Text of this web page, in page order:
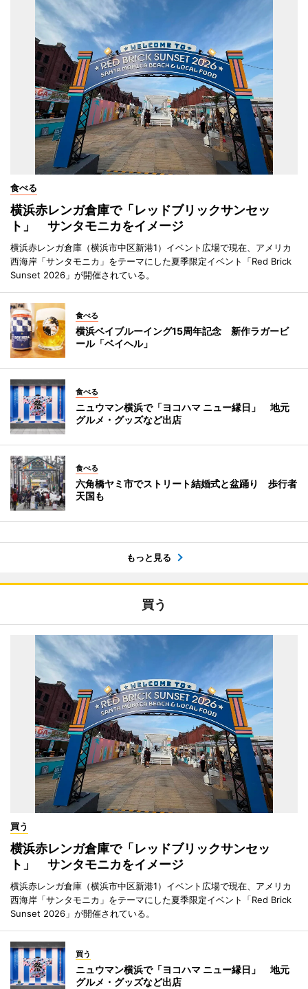
食べる
横浜赤レンガ倉庫で「レッドブリックサンセッ
ト」 サンタモニカをイメージ
横浜赤レンガ倉庫（横浜市中区新港1）イベント広場で現在、アメリカ
西海岸「サンタモニカ」をテーマにした夏季限定イベント「Red Brick
Sunset 2026」が開催されている。
食べる
横浜ベイブルーイング15周年記念 新作ラガービ
ール「ベイヘル」
食べる
ニュウマン横浜で「ヨコハマ ニュー縁日」 地元
グルメ・グッズなど出店
食べる
六角橋ヤミ市でストリート結婚式と盆踊り 歩行者
天国も
もっと見る
買う
買う
横浜赤レンガ倉庫で「レッドブリックサンセッ
ト」 サンタモニカをイメージ
横浜赤レンガ倉庫（横浜市中区新港1）イベント広場で現在、アメリカ
西海岸「サンタモニカ」をテーマにした夏季限定イベント「Red Brick
Sunset 2026」が開催されている。
買う
ニュウマン横浜で「ヨコハマ ニュー縁日」 地元
グルメ・グッズなど出店